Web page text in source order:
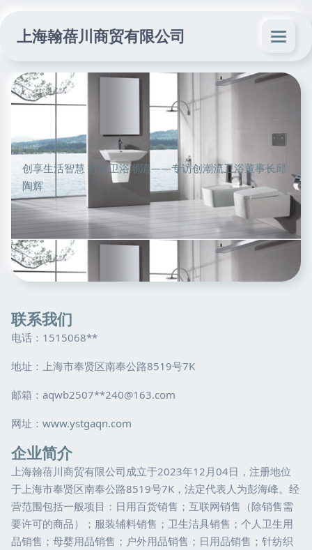
上海翰蓓川商贸有限公司
创享生活智慧 打造卫浴潮流——专访创潮流卫浴董事长邱
陶辉
联系我们
电话：1515068**
地址：上海市奉贤区南奉公路8519号7K
邮箱：aqwb2507**240@163.com
网址： www.ystgaqn.com
企业简介
上海翰蓓川商贸有限公司成立于2023年12月04日，注册地位
于上海市奉贤区南奉公路8519号7K，法定代表人为彭海峰。经
营范围包括一般项目：日用百货销售；互联网销售（除销售需
要许可的商品）；服装辅料销售；卫生洁具销售；个人卫生用
品销售；母婴用品销售；户外用品销售；日用品销售；针纺织